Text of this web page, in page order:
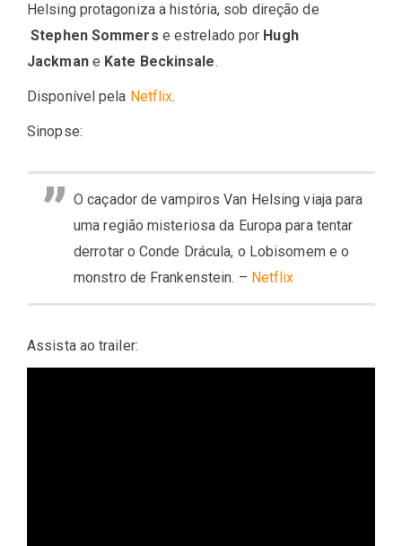
Helsing protagoniza a história, sob direção de
Stephen Sommers e estrelado por Hugh
Jackman e Kate Beckinsale.
Disponível pela Netflix.
Sinopse:
O caçador de vampiros Van Helsing viaja para
uma região misteriosa da Europa para tentar
derrotar o Conde Drácula, o Lobisomem e o
monstro de Frankenstein. – Netflix
Assista ao trailer: